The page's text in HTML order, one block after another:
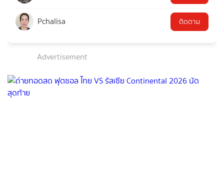
Pchalisa ติดตาม
Advertisement